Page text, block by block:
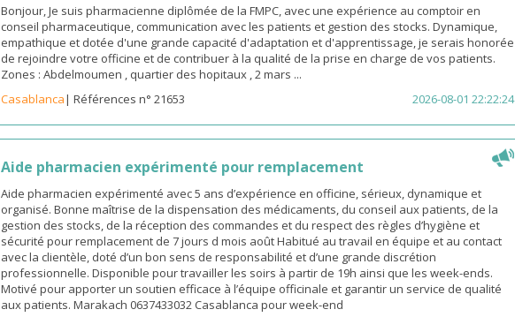
Bonjour, Je suis pharmacienne diplômée de la FMPC, avec une expérience au comptoir en
conseil pharmaceutique, communication avec les patients et gestion des stocks. Dynamique,
empathique et dotée d'une grande capacité d'adaptation et d'apprentissage, je serais honorée
de rejoindre votre officine et de contribuer à la qualité de la prise en charge de vos patients.
Zones : Abdelmoumen , quartier des hopitaux , 2 mars ...
Casablanca| Références n° 21653 2026-08-01 22:22:24
Aide pharmacien expérimenté pour remplacement
Aide pharmacien expérimenté avec 5 ans d’expérience en officine, sérieux, dynamique et
organisé. Bonne maîtrise de la dispensation des médicaments, du conseil aux patients, de la
gestion des stocks, de la réception des commandes et du respect des règles d’hygiène et
sécurité pour remplacement de 7 jours d mois août Habitué au travail en équipe et au contact
avec la clientèle, doté d’un bon sens de responsabilité et d’une grande discrétion
professionnelle. Disponible pour travailler les soirs à partir de 19h ainsi que les week-ends.
Motivé pour apporter un soutien efficace à l’équipe officinale et garantir un service de qualité
aux patients. Marakach 0637433032 Casablanca pour week-end